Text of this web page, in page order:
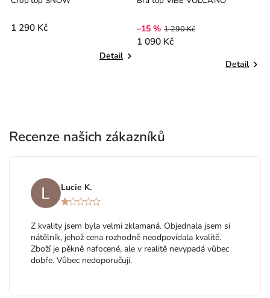
–15 % 1 290 Kč –15 % 1 290 Kč
1 090 Kč
Detail
Recenze našich zákazníků
Lucie K.
Z kvality jsem byla velmi zklamaná. Objednala jsem si
nátělník, jehož cena rozhodně neodpovídala kvalitě.
Zboží je pěkně nafocené, ale v realitě nevypadá vůbec
dobře. Vůbec nedoporučuji.